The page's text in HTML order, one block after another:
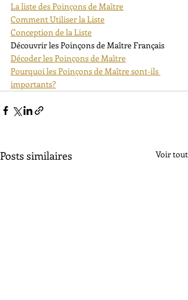
La liste des Poinçons de Maître
Comment Utiliser la Liste
Conception de la Liste
Découvrir les Poinçons de Maître Français
Décoder les Poinçons de Maître
Pourquoi les Poinçons de Maître sont-ils
importants?
Posts similaires Voir tout